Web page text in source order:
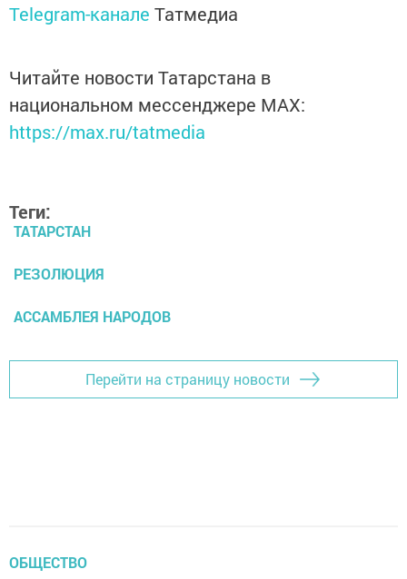
Telegram-канале Татмедиа
Читайте новости Татарстана в
национальном мессенджере MАХ:
https://max.ru/tatmedia
Теги:
ТАТАРСТАН
РЕЗОЛЮЦИЯ
АССАМБЛЕЯ НАРОДОВ
Перейти на страницу новости
ОБЩЕСТВО